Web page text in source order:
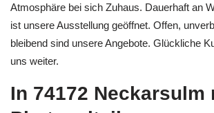
Atmosphäre bei sich Zuhaus. Dauerhaft an
ist unsere Ausstellung geöffnet. Offen,
bleibend sind unsere Angebote. Glückliche
uns weiter.
In 74172 Neckarsulm